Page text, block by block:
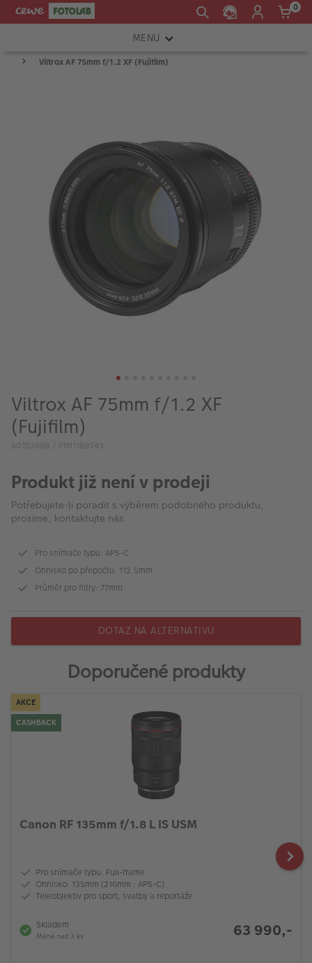
0
MENU
FOTOAPARÁTY
TISKÁRNY A SKENERY
FOTOBRAŠNY
PŘÍSLUŠENSTVÍ
RÁMEČKY
Fotoprodukty
Viltrox AF 75mm f/1.2 XF (Fujifilm)
Viltrox AF 75mm f/1.2 XF
(Fujifilm)
80153698 / PIM1189343
Produkt již není v prodeji
Potřebujete-li poradit s výběrem podobného produktu,
prosíme, kontaktujte nás.
Pro snímače typu: APS-C
Ohnisko po přepočtu: 112.5mm
Průměr pro filtry: 77mm
DOTAZ NA ALTERNATIVU
Doporučené produkty
AKCE
CASHBACK
Canon RF 135mm f/1.8 L IS USM
Pro snímače typu: Full-frame
Ohnisko: 135mm (216mm : APS-C)
Teleobjektiv pro sport, svatby a reportáže
Skladem
Méně než 3 ks 63 990,-